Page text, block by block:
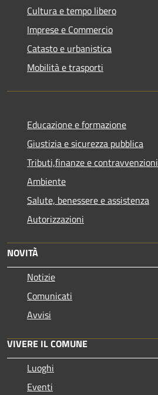
Cultura e tempo libero
Imprese e Commercio
Catasto e urbanistica
Mobilità e trasporti
Educazione e formazione
Giustizia e sicurezza pubblica
Tributi,finanze e contravvenzioni
Ambiente
Salute, benessere e assistenza
Autorizzazioni
NOVITÀ
Notizie
Comunicati
Avvisi
VIVERE IL COMUNE
Luoghi
Eventi